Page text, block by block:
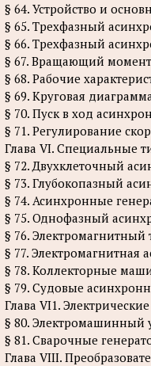
§ 64. Устройство и
§ 65. Трехфазный
§ 66. Трехфазный
§ 67. Вращающий
§ 68. Рабочие
§ 69. Круговая
§ 70. Пуск в ход
§ 71. Регулирование
Глава VI. Специальные
§ 72. Двухклеточный
§ 73. Глубокопазный
§ 74. Асинхронные
§ 75. Однофазный
§ 76. Электромагнитный
§ 77. Электромагнитная
§ 78. Коллекторные
§ 79. Судовые
Глава VI1.
§ 80. Электромашинный
§ 81. Сварочные
Глава VIII.